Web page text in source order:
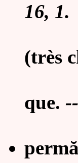
16, 1.
-
(très
que.